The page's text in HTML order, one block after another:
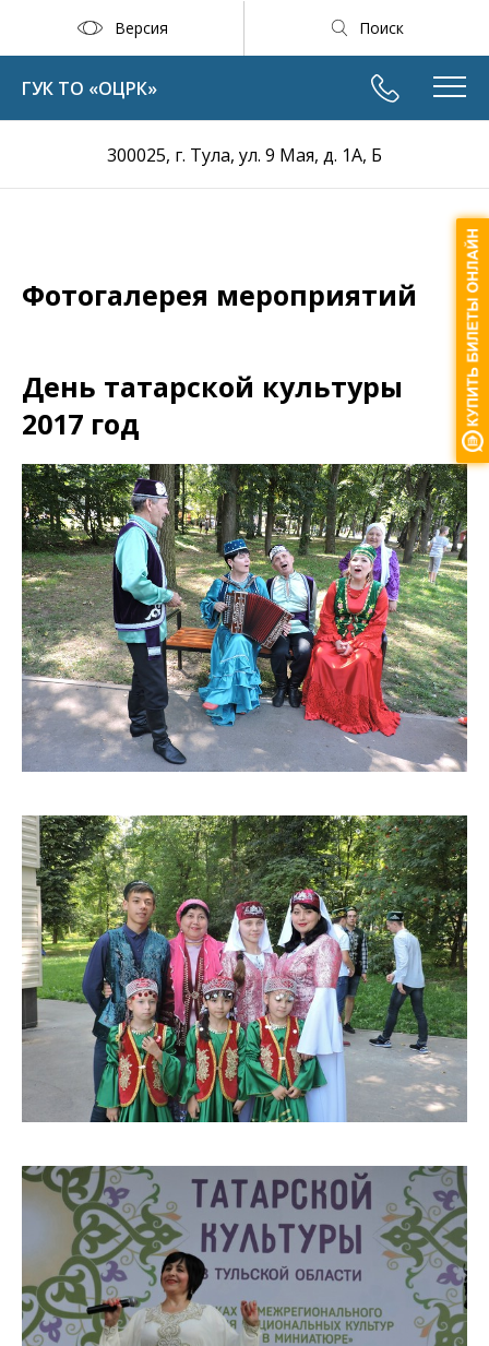
Версия Поиск
300025, г. Тула, ул. 9 Мая, д. 1А, Б
ГУК ТО «ОЦРК»
Фотогалерея мероприятий
День татарской культуры
2017 год